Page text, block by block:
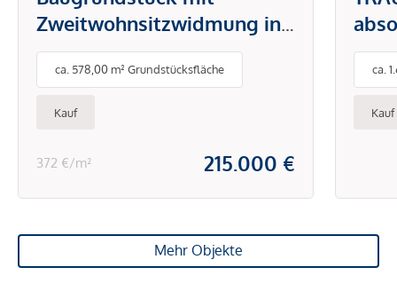
Zweitwohnsitzwidmung in
Kärnten!
ca. 578,00 m² Grundstücksfläche
Kauf
372 €/m² 215.000 €
ca.
Kauf
Mehr Objekte